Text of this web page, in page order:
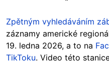
Zpětným vyhledáváním
záznamy americké
19. ledna 2026, a to na
TikToku. Video této